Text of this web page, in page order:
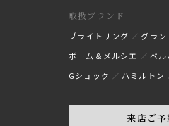
取扱ブランド
ブライトリング グラン
ボーム＆メルシエ
ベル
Gショック
ハミルトン
来店ご予